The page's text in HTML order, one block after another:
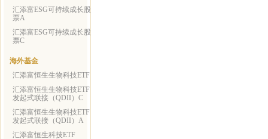
汇添富ESG可持续成长股
票A
汇添富ESG可持续成长股
票C
海外基金
汇添富恒生生物科技ETF
汇添富恒生生物科技ETF
发起式联接（QDII）C
汇添富恒生生物科技ETF
发起式联接（QDII）A
汇添富恒生科技ETF